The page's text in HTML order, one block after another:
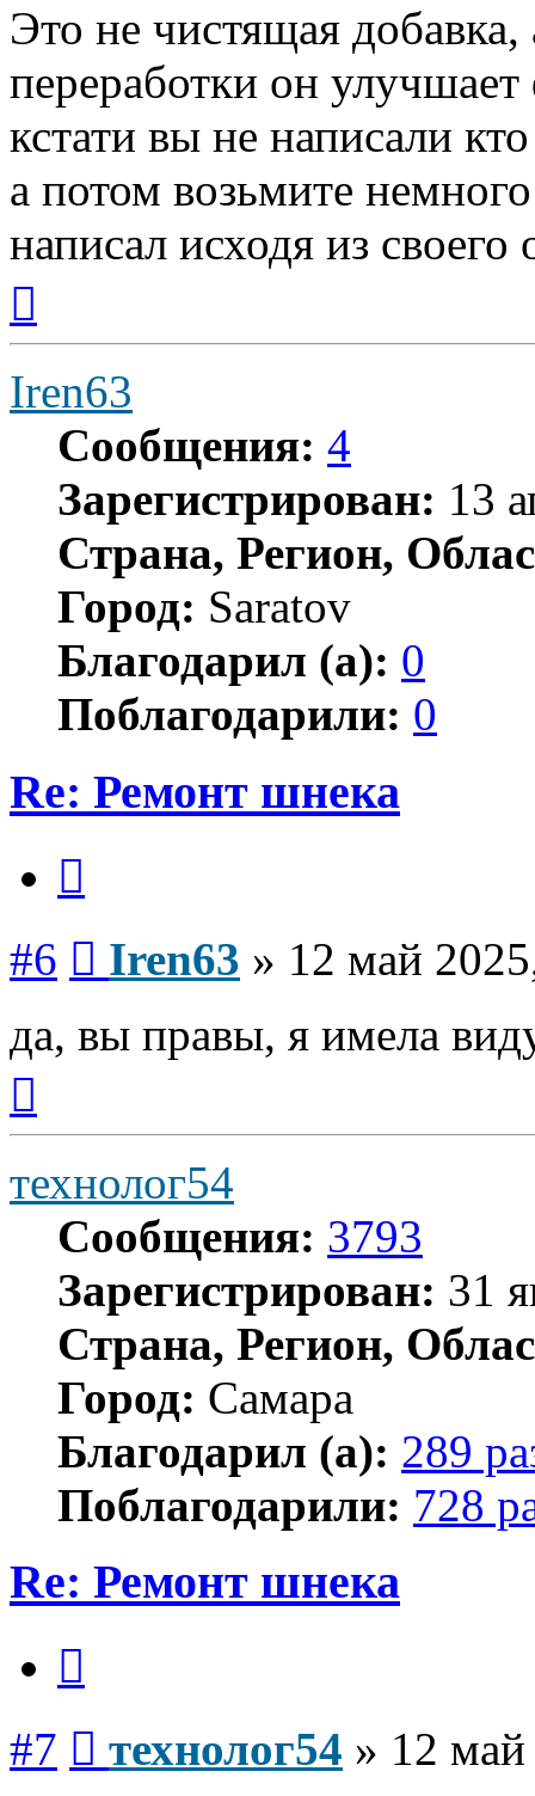
Это не чистящая
переработки он
кстати вы не написали
а потом возьмите
написал исходя из своего
началу
Iren63
Сообщения: 4
Зарегистрирован: 13
Страна, Регион,
Город: Saratov
Благодарил (а): 0
Поблагодарили: 0
Re: Ремонт шнека
#6 Iren63 » 12 май
да, вы правы, я имела
началу
технолог54
Сообщения: 3793
Зарегистрирован: 31
Страна, Регион,
Город: Самара
Благодарил (а): 289
Поблагодарили: 728
Re: Ремонт шнека
#7 технолог54 » 12